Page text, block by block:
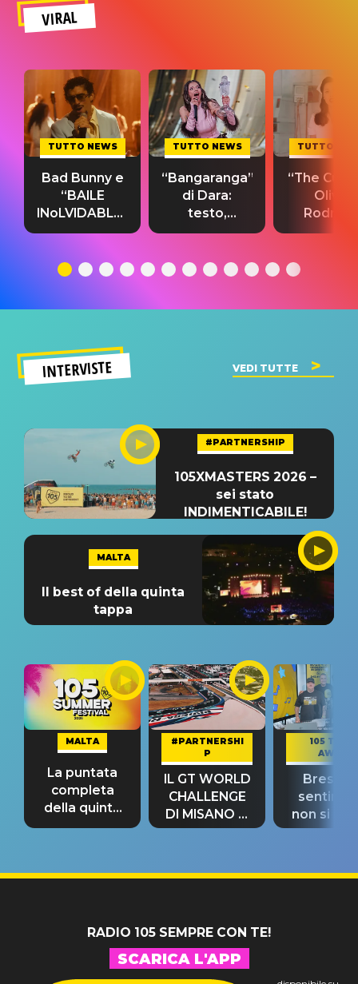
VIRAL
TUTTO NEWS
Bad Bunny e
“BAILE
INoLVIDABLE”:
testo,
significato
TUTTO NEWS
“Bangaranga”
di Dara:
testo,
traduzione e
del singolo
TUTTO
“The
Olivia
testo,
INTERVISTE VEDI TUTTE
#PARTNERSHIP
105XMASTERS 2026 –
sei stato
INDIMENTICABILE!
MALTA
Il best of della quinta
tappa
MALTA
La puntata
completa
della quinta
tappa
#PARTNERSHI
P
IL GT WORLD
CHALLENGE
DI MISANO si
riconferma
105 TAKE
AWAY
Bresh:
non si
fino alla
RADIO 105 SEMPRE CON TE!
SCARICA L'APP